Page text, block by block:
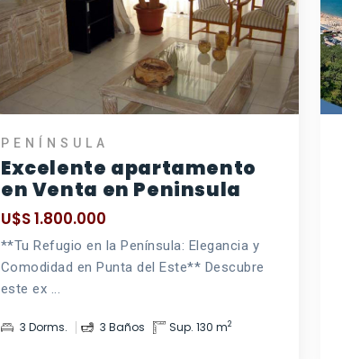
PENÍNSULA
Excelente apartamento
en Venta en Peninsula
U$S 1.800.000
**Tu Refugio en la Península: Elegancia y
Comodidad en Punta del Este** Descubre
este ex ...
3 Dorms. 3 Baños Sup. 130 m2